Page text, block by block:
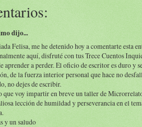
dijo...
Felisa, me he detenido hoy a comentarte esta
aquí, disfruté con tus Trece Cuentos
aprender a perder. El oficio de escritor es duro y
de la fuerza interior personal que hace no
no dejes de escribir.
que voy impartir en breve un taller de
lección de humildad y perseverancia en el
y un saludo